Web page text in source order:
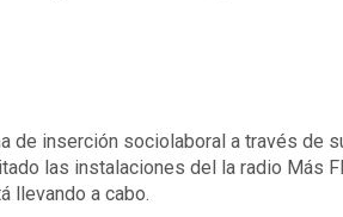
de inserción sociolaboral a través de
las instalaciones del la radio Más
llevando a cabo.